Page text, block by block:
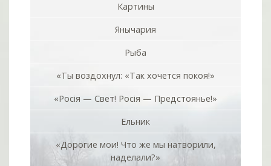
Картины
Янычария
Рыба
«Ты воздохнул: «Так хочется покоя!»
«Росiя — Свет! Росiя — Предстоянье!»
Ельник
«Дорогие мои! Что же мы натворили,
наделали?»